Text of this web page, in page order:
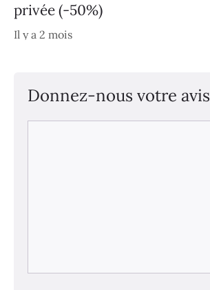
privée (-50%)
Il y a 2 mois
Donnez-nous votre avis